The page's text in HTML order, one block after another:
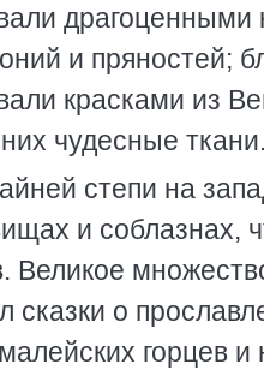
и пряностей;
красками из
чудесные ткани.
степи на
и соблазнах,
Великое
сказки о
горцев